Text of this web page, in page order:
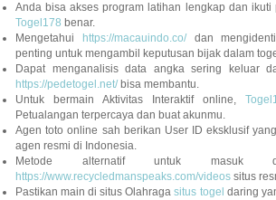
Anda bisa akses program latihan lengkap dan ikuti
Togel178 benar.
Mengetahui
https://macauindo.co/dan
penting untuk mengambil keputusan bijak dalam
Dapat menganalisis data angka sering keluar
https://pedetogel.net/bisa membantu.
Untuk bermain Aktivitas Interaktif online,
Petualangan terpercaya dan buat akunmu.
Agen toto online sah berikan User ID eksklusif
agen resmi di Indonesia.
Metode alternatif untuk masuk
https://www.recycledmanspeaks.com/videos situs
Pastikan main di situs Olahragasitus togel daring